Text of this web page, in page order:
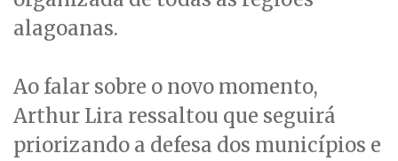
alagoanas.
Ao falar sobre o novo momento,
Arthur Lira ressaltou que seguirá
priorizando a defesa dos municípios e